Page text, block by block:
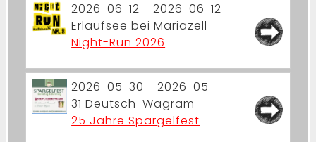
2026-06-12 - 2026-06-12
Erlaufsee bei Mariazell
Night-Run 2026
2026-05-30 - 2026-05-
31 Deutsch-Wagram
25 Jahre Spargelfest